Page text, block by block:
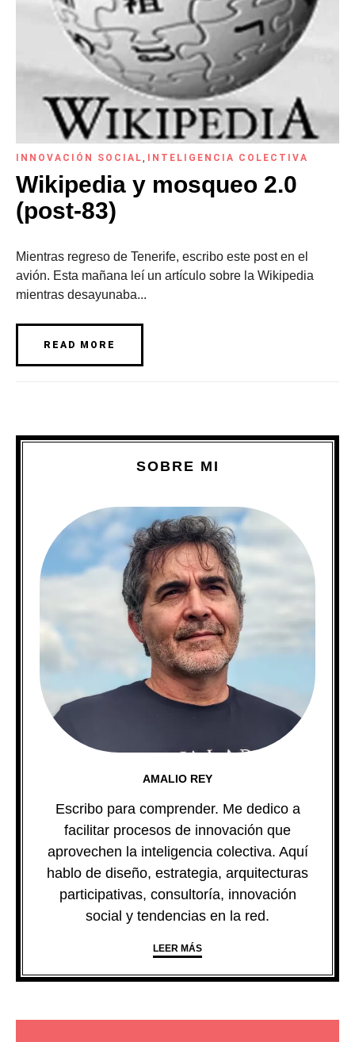
INNOVACIÓN SOCIAL, INTELIGENCIA COLECTIVA
Wikipedia y mosqueo 2.0
(post-83)
Mientras regreso de Tenerife, escribo este post en el
avión. Esta mañana leí un artículo sobre la Wikipedia
mientras desayunaba...
READ MORE
SOBRE MI
AMALIO REY
Escribo para comprender. Me dedico a
facilitar procesos de innovación que
aprovechen la inteligencia colectiva. Aquí
hablo de diseño, estrategia, arquitecturas
participativas, consultoría, innovación
social y tendencias en la red.
LEER MÁS